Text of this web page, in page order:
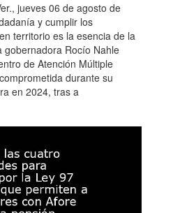
jueves 06 de agosto de
y cumplir los
territorio es la esencia de la
gobernadora Rocío Nahle
de Atención Múltiple
durante su
en 2024, tras a